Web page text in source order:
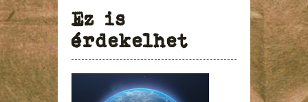
Ez is
érdekelhet